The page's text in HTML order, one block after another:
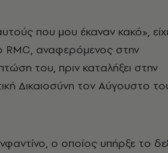
που μου έκαναν κακό»,
αναφερόμενος στην
του, πριν καταλήξει στην
Δικαιοσύνη τον Αύγουστο
ο οποίος υπήρξε το